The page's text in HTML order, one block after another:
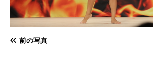
前の写真